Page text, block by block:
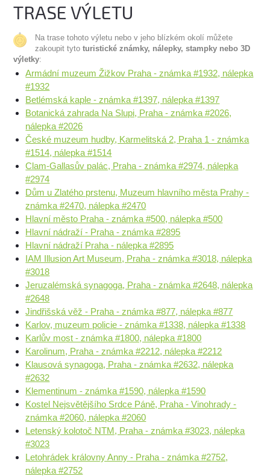
TRASE VÝLETU
Na trase tohoto výletu nebo v jeho blízkém okolí můžete
zakoupit tytoturistické známky, nálepky, stampky nebo 3D
výletky:
Armádní muzeum Žižkov Praha - známka #1932, nálepka
#1932
Betlémská kaple - známka #1397, nálepka #1397
Botanická zahrada Na Slupi, Praha - známka #2026,
nálepka #2026
České muzeum hudby, Karmelitská 2, Praha 1 - známka
#1514, nálepka #1514
Clam-Gallasův palác, Praha - známka #2974, nálepka
#2974
Dům u Zlatého prstenu, Muzeum hlavního města Prahy -
známka #2470, nálepka #2470
Hlavní město Praha - známka #500, nálepka #500
Hlavní nádraží - Praha - známka #2895
Hlavní nádraží Praha - nálepka #2895
IAM Illusion Art Museum, Praha - známka #3018, nálepka
#3018
Jeruzalémská synagoga, Praha - známka #2648, nálepka
#2648
Jindřišská věž - Praha - známka #877, nálepka #877
Karlov, muzeum policie - známka #1338, nálepka #1338
Karlův most - známka #1800, nálepka #1800
Karolinum, Praha - známka #2212, nálepka #2212
Klausová synagoga, Praha - známka #2632, nálepka
#2632
Klementinum - známka #1590, nálepka #1590
Kostel Nejsvětějšího Srdce Páně, Praha - Vinohrady -
známka #2060, nálepka #2060
Letenský kolotoč NTM, Praha - známka #3023, nálepka
#3023
Letohrádek královny Anny - Praha - známka #2752,
nálepka #2752